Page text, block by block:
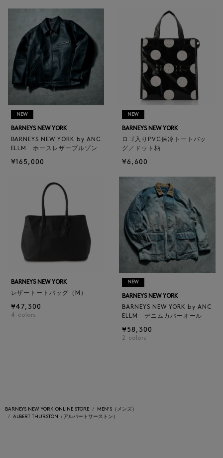
NEW
BARNEYS NEW YORK
BARNEYS NEW YORK by ANC
ELLM ホースレザーブルゾン
¥165,000
NEW
BARNEYS NEW YORK
ロゴ入りPVC保冷トートバッ
グ／ドット柄
¥6,600
BARNEYS NEW YORK
レザートートバッグ（M）
¥47,300
4 colors
NEW
BARNEYS NEW YORK
BARNEYS NEW YORK by ANC
ELLM デニムカバーオール
¥58,300
2 colors
BARNEYS NEW YORK ONLINE STORE
MEN'S（メンズ）
ALBERT THURSTON（アルバートサーストン）